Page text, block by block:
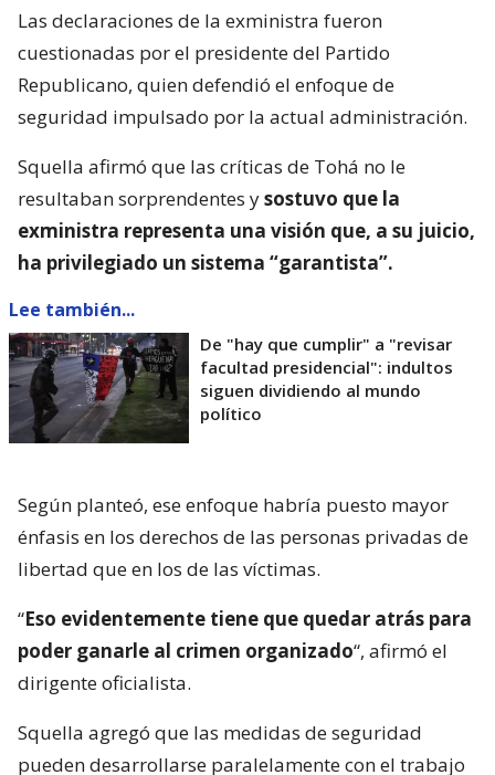
Las declaraciones de la exministra fueron
cuestionadas por el presidente del Partido
Republicano, quien defendió el enfoque de
seguridad impulsado por la actual administración.
Squella afirmó que las críticas de Tohá no le
resultaban sorprendentes ysostuvo que la
exministra representa una visión que, a su juicio,
ha privilegiado un sistema “garantista”.
Lee también...
De "hay que cumplir" a "revisar
facultad presidencial": indultos
siguen dividiendo al mundo
político
Según planteó, ese enfoque habría puesto mayor
énfasis en los derechos de las personas privadas de
libertad que en los de las víctimas.
“Eso evidentemente tiene que quedar atrás para
poder ganarle al crimen organizado“, afirmó el
dirigente oficialista.
Squella agregó que las medidas de seguridad
pueden desarrollarse paralelamente con el trabajo